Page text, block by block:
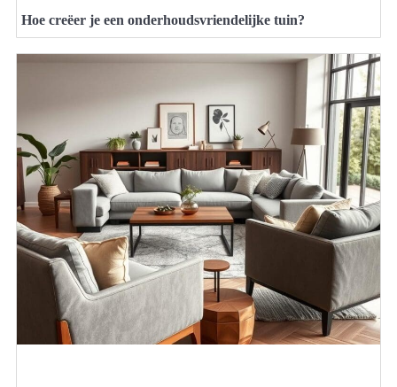
Hoe creëer je een onderhoudsvriendelijke tuin?